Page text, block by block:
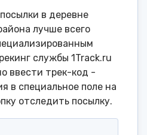
в деревне
лучше всего
службы 1Track.ru
ввести трек-код -
в специальное поле на
отследить посылку.